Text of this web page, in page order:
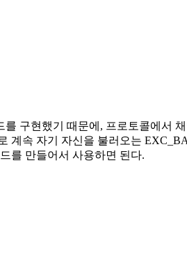
구현했기 때문에, 프로토콜에서
계속 자기 자신을 불러오는
를 만들어서 사용하면 된다.